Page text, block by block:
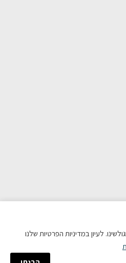
שמורות
לעיון במדיניות הפרטיות שלנו